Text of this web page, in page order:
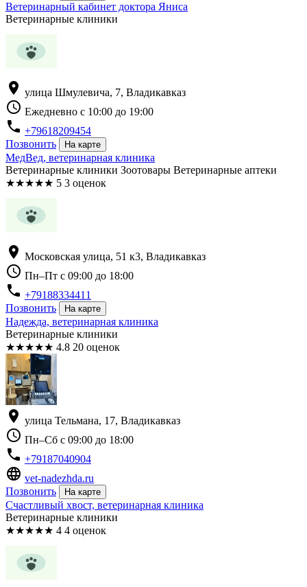
Ветеринарный кабинет доктора Яниса
Ветеринарные клиники
location_on улица Шмулевича, 7, Владикавказ
schedule Ежедневно с 10:00 до 19:00
phone +79618209454
Позвонить
На карте
МедВед, ветеринарная клиника
Ветеринарные клиники Зоотовары Ветеринарные аптеки
★★★★★ 5 3 оценок
location_on Московская улица, 51 к3, Владикавказ
schedule Пн–Пт с 09:00 до 18:00
phone +79188334411
Позвонить
На карте
Надежда, ветеринарная клиника
Ветеринарные клиники
★★★★★ 4.8 20 оценок
location_on улица Тельмана, 17, Владикавказ
schedule Пн–Сб с 09:00 до 18:00
phone +79187040904
language vet-nadezhda.ru
Позвонить
На карте
Счастливый хвост, ветеринарная клиника
Ветеринарные клиники
★★★★★ 4 4 оценок